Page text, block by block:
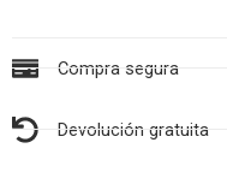
Compra segura
Devolución gratuita